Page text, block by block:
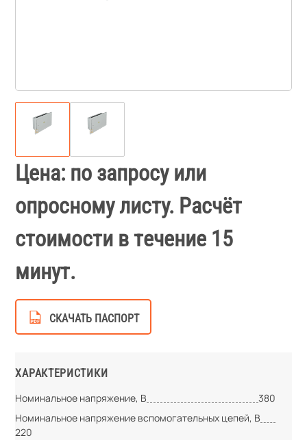
Цена: по запросу или
опросному листу. Расчёт
стоимости в течение 15
минут.
СКАЧАТЬ ПАСПОРТ
ХАРАКТЕРИСТИКИ
Номинальное напряжение, В
380
Номинальное напряжение вспомогательных цепей, В
220